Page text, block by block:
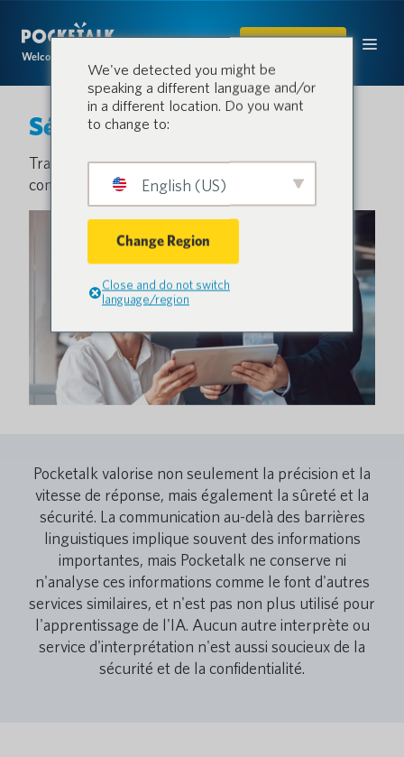
Welcome to the conversation.
ACHETER
Sécurité de Pocketalk
Traduction sûre et sécurisée pour une
communication fluide
Pocketalk valorise non seulement la précision et la
vitesse de réponse, mais également la sûreté et la
sécurité. La communication au-delà des barrières
linguistiques implique souvent des informations
importantes, mais Pocketalk ne conserve ni
n'analyse ces informations comme le font d'autres
services similaires, et n'est pas non plus utilisé pour
l'apprentissage de l'IA. Aucun autre interprète ou
service d'interprétation n'est aussi soucieux de la
sécurité et de la confidentialité.
We've detected you might be
speaking a different language and/or
in a different location. Do you want
to change to:
English (US)
Change Region
Close and do not switch
language/region